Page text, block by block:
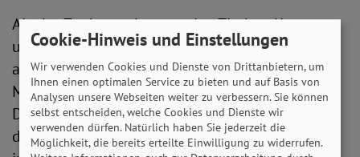
Als der Zauberer dann an den Tischen Karten-
und andere Tricks hautnah vorführte, genossen
alle den leckeren Bienenstich von Ina, die
Muffins, den Apfelkuchen und die rote Grütze.
Der schöne Nachmittag neiget sich dem Ende,
die Helferinnen und Helfer räumten alles auf,
Cookie-Hinweis und Einstellungen
Wir verwenden Cookies und Dienste von Drittanbietern, um
Ihnen einen optimalen Service zu bieten und auf Basis von
Analysen unsere Webseiten weiter zu verbessern. Sie können
selbst entscheiden, welche Cookies und Dienste wir
verwenden dürfen. Natürlich haben Sie jederzeit die
Möglichkeit, die bereits erteilte Einwilligung zu widerrufen.